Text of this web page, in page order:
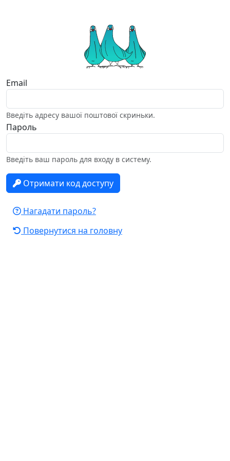
Email
Введіть адресу вашої поштової скриньки.
Пароль
Введіть ваш пароль для входу в систему.
Отримати код доступу
Нагадати пароль?
Повернутися на головну